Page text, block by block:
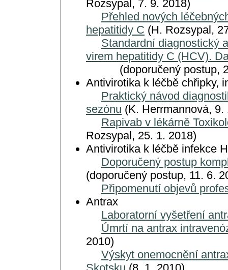
Rozsypal, 7. 9. 2018)
Přehled nových
hepatitidy C (H. Rozsypal,
Standardní diagnostický
virem hepatitidy C (HCV).
(doporučený postup,
Antivirotika k léčbě chřipky,
Praktický návod
sezónu (K. Herrmannová, 9.
Rapivab v lékárně
Rozsypal, 25. 1. 2018)
Antivirotika k léčbě infekce
Doporučený postup
(doporučený postup, 11. 6.
Připomenutí objevů
Antrax
Laboratorní vyšetření
Úmrtí na antrax
2010)
Výskyt onemocnění